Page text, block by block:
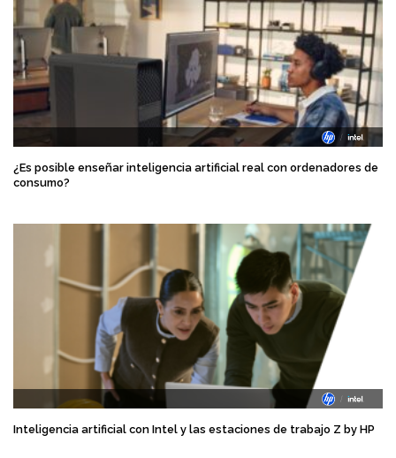
¿Es posible enseñar inteligencia artificial real con ordenadores de
consumo?
Inteligencia artificial con Intel y las estaciones de trabajo Z by HP